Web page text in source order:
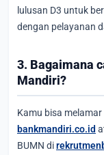
lulusan D3 untuk
dengan pelayanan
3. Bagaimana
Mandiri?
Kamu bisa
bankmandiri.co.id
BUMN di